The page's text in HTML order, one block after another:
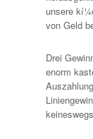
unsere
von Geld
Drei
enorm